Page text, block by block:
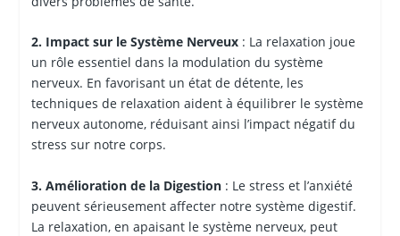
2. Impact sur le Système Nerveux: La relaxation joue
un rôle essentiel dans la modulation du système
nerveux. En favorisant un état de détente, les
techniques de relaxation aident à équilibrer le système
nerveux autonome, réduisant ainsi l’impact négatif du
stress sur notre corps.
3. Amélioration de la Digestion: Le stress et l’anxiété
peuvent sérieusement affecter notre système digestif.
La relaxation, en apaisant le système nerveux, peut